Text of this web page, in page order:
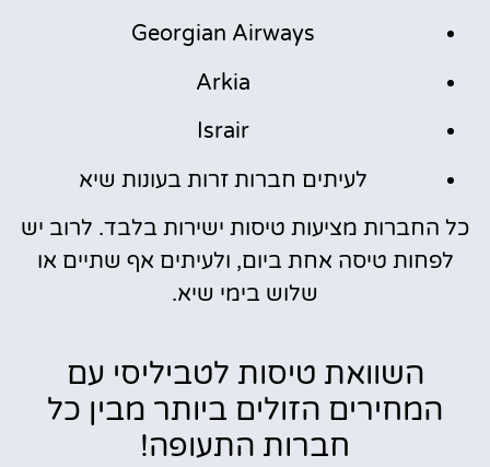
Georgian Airways
Arkia
Israir
לעיתים חברות זרות בעונות שיא
כל החברות מציעות טיסות ישירות בלבד. לרוב יש
לפחות טיסה אחת ביום, ולעיתים אף שתיים או
שלוש בימי שיא.
השוואת טיסות לטביליסי עם
המחירים הזולים ביותר מבין כל
חברות התעופה!